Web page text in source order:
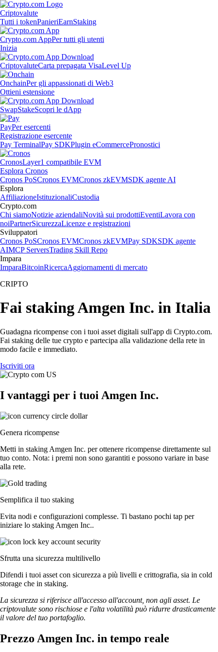
Criptovalute
Tutti i tokenPanieriEarnStaking
Crypto.com AppPer tutti gli utenti
Inizia
CriptovaluteCarta prepagata VisaLevel Up
OnchainPer gli appassionati di Web3
Ottieni estensione
SwapStakeScopri le dApp
PayPer esercenti
Registrazione esercente
Pay TerminalPay SDKPlugin eCommercePronostici
CronosLayer1 compatibile EVM
Esplora Cronos
Cronos PoSCronos EVMCronos zkEVMSDK agente AI
Esplora
AffiliazioneIstituzionaliCustodia
Crypto.com
Chi siamoNotizie aziendaliNovità sui prodottiEventiLavora con
noiPartnerSicurezzaLicenze e registrazioni
Sviluppatori
Cronos PoSCronos EVMCronos zkEVMPay SDKSDK agente
AIMCP ServersTrading Skill Repo
Impara
ImparaBitcoinRicercaAggiornamenti di mercato
CRIPTO
Fai staking Amgen Inc. in Italia
Guadagna ricompense con i tuoi asset digitali sull'app di Crypto.com.
Fai staking delle tue crypto e partecipa alla validazione della rete in
modo facile e immediato.
Iscriviti ora
I vantaggi per i tuoi Amgen Inc.
Genera ricompense
Metti in staking Amgen Inc. per ottenere ricompense direttamente sul
tuo conto. Nota: i premi non sono garantiti e possono variare in base
alla rete.
Semplifica il tuo staking
Evita nodi e configurazioni complesse. Ti bastano pochi tap per
iniziare lo staking Amgen Inc..
Sfrutta una sicurezza multilivello
Difendi i tuoi asset con sicurezza a più livelli e crittografia, sia in cold
storage che in staking.
La sicurezza si riferisce all'accesso all'account, non agli asset. Le
criptovalute sono rischiose e l'alta volatilità può ridurre drasticamente
il valore del tuo portafoglio.
Prezzo Amgen Inc. in tempo reale